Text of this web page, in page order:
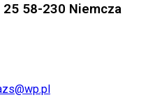
25 58-230 Niemcza